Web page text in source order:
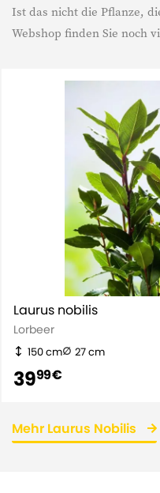
Ist das nicht die Pflanze,
Webshop finden Sie noch
Laurus nobilis
Lorbeer
150 cm 27 cm
3999 €
Mehr Laurus Nobilis